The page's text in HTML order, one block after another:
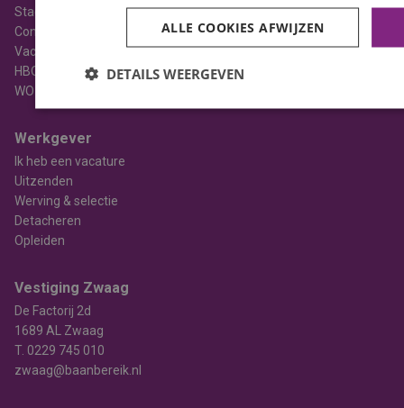
Stages
Contact
Vacatures in Noord-Holland
HBO Vacatures
WO Vacatures
Werkgever
Ik heb een vacature
Uitzenden
Werving & selectie
Detacheren
Opleiden
Vestiging Zwaag
De Factorij 2d
1689 AL Zwaag
T. 0229 745 010
zwaag@baanbereik.nl
ALLE COOKIES AFWIJZEN
DETAILS WEERGEVEN